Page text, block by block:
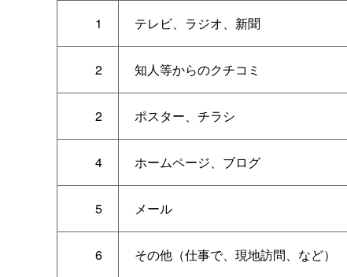
1 テレビ、ラジオ、新聞
2 知人等からのクチコミ
2 ポスター、チラシ
4 ホームページ、ブログ
5 メール
6 その他（仕事で、現地訪問、など）